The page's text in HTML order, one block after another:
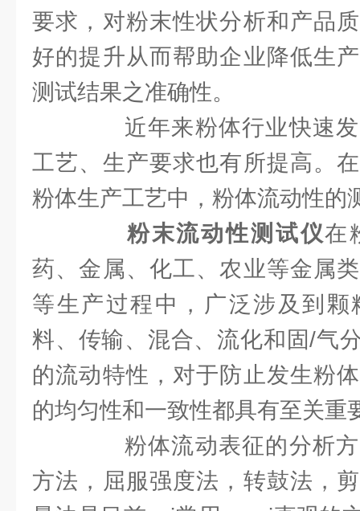
要求，对粉末性状分析和产品
好的提升从而帮助企业降低生
测试结果之准确性。
近年来粉体行业快速发
工艺、生产要求也有所提高。
粉体生产工艺中，粉体流动性的
粉末流动性测试仪在
药、金属、化工、农业等金属
等生产过程中，广泛涉及到
料、传输、混合、流化和固/气
的流动特性，对于防止发生粉
的均匀性和一致性都具有至关重
粉体流动表征的分析方
方法，屈服强度法，转鼓法，